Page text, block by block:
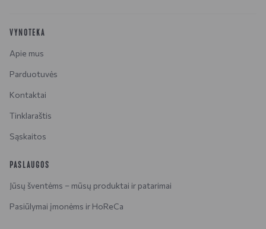
VYNOTEKA
Apie mus
Parduotuvės
Kontaktai
Tinklaraštis
Sąskaitos
PASLAUGOS
Jūsų šventėms – mūsų produktai ir patarimai
Pasiūlymai įmonėms ir HoReCa